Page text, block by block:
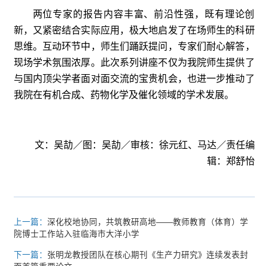
两位专家的报告内容丰富、前沿性强，既有理论创
新，又紧密结合实际应用，极大地启发了在场师生的科研
思维。互动环节中，师生们踊跃提问，专家们耐心解答，
现场学术氛围浓厚。此次系列讲座不仅为我院师生提供了
与国内顶尖学者面对面交流的宝贵机会，也进一步推动了
我院在有机合成、药物化学及催化领域的学术发展。
文：吴劼／图：吴劼／审核：徐元红、马达／责任编
辑：郑舒怡
上一篇： 深化校地协同，共筑教研高地——教师教育（体育）学
院博士工作站入驻临海市大洋小学
下一篇： 张明龙教授团队在核心期刊《生产力研究》连续发表封